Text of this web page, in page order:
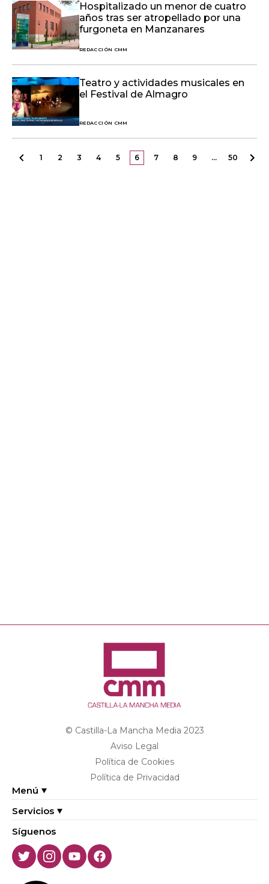
Hospitalizado un menor de cuatro
años tras ser atropellado por una
furgoneta en Manzanares
REDACCIÓN CMM
Teatro y actividades musicales en
el Festival de Almagro
REDACCIÓN CMM
1 2 3 4 5 6 7 8 9 … 50
Menú
Servicios
© Castilla-La Mancha Media 2023
Aviso Legal
Política de Cookies
Política de Privacidad
Síguenos
TwitterInstagram
YoutubeFacebook